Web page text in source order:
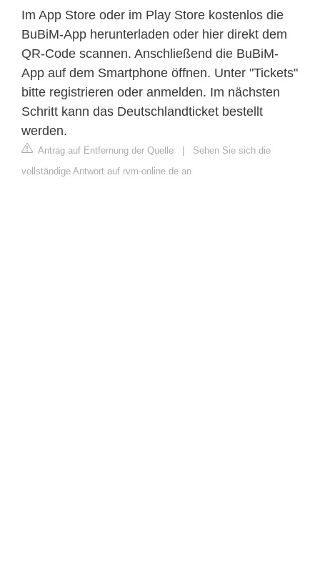
Im App Store oder im Play Store kostenlos die
BuBiM-App herunterladen oder hier direkt dem
QR-Code scannen. Anschließend die BuBiM-
App auf dem Smartphone öffnen. Unter "Tickets"
bitte registrieren oder anmelden. Im nächsten
Schritt kann das Deutschlandticket bestellt
werden.
Antrag auf Entfernung der Quelle | Sehen Sie sich die
vollständige Antwort auf rvm-online.de an